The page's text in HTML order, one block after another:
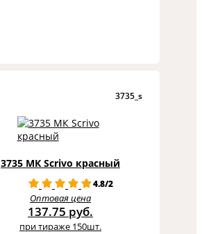
3735_s
3735 МК Scrivo красный
4.8/2
Оптовая цена
137.75 руб.
при тираже 150шт.